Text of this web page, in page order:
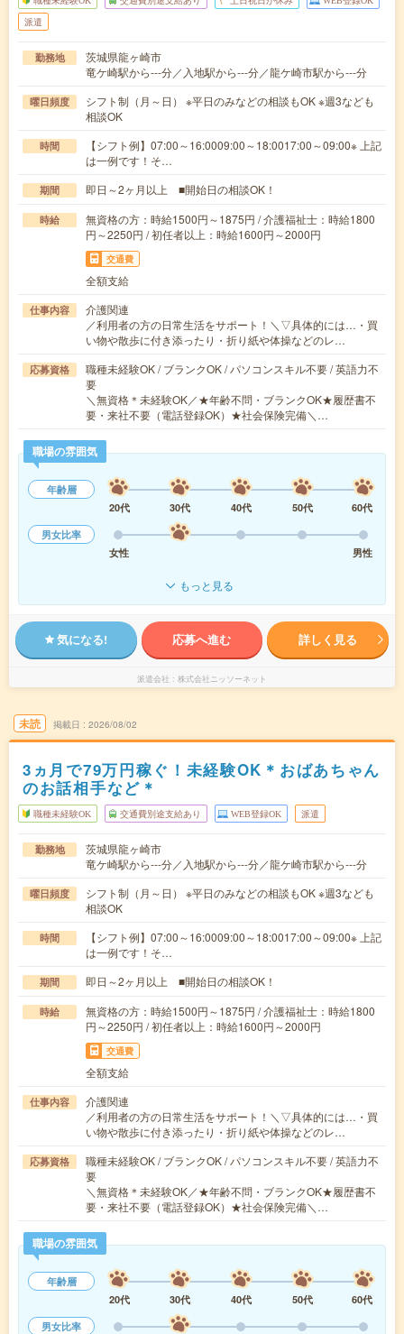
派遣
勤務地
茨城県龍ヶ崎市
竜ケ崎駅から---分／入地駅から---分／龍ケ崎市駅から---分
曜日頻度
シフト制（月～日） ※平日のみなどの相談もOK ※週3なども
相談OK
時間
【シフト例】07:00～16:0009:00～18:0017:00～09:00※ 上記
は一例です！そ…
期間 即日～2ヶ月以上 ■開始日の相談OK！
時給
無資格の方：時給1500円～1875円 / 介護福祉士：時給1800
円～2250円 / 初任者以上：時給1600円～2000円
交通費
全額支給
仕事内容
介護関連
／利用者の方の日常生活をサポート！＼▽具体的には…・買
い物や散歩に付き添ったり・折り紙や体操などのレ…
応募資格
職種未経験OK / ブランクOK / パソコンスキル不要 / 英語力不
要
＼無資格＊未経験OK／★年齢不問・ブランクOK★履歴書不
要・来社不要（電話登録OK）★社会保険完備＼…
職場の雰囲気
年齢層
20代
30代 40代 50代
60代
男女比率
女性
男性
もっと見る
気になる! 応募へ進む 詳しく見る
派遣会社 株式会社ニッソーネット
未読 掲載日 2026/08/02
3ヵ月で79万円稼ぐ！未経験OK＊おばあちゃん
のお話相手など＊
職種未経験OK 交通費別途支給あり WEB登録OK 派遣
勤務地
茨城県龍ヶ崎市
竜ケ崎駅から---分／入地駅から---分／龍ケ崎市駅から---分
曜日頻度
シフト制（月～日） ※平日のみなどの相談もOK ※週3なども
相談OK
時間
【シフト例】07:00～16:0009:00～18:0017:00～09:00※ 上記
は一例です！そ…
期間 即日～2ヶ月以上 ■開始日の相談OK！
時給
無資格の方：時給1500円～1875円 / 介護福祉士：時給1800
円～2250円 / 初任者以上：時給1600円～2000円
交通費
全額支給
仕事内容
介護関連
／利用者の方の日常生活をサポート！＼▽具体的には…・買
い物や散歩に付き添ったり・折り紙や体操などのレ…
応募資格
職種未経験OK / ブランクOK / パソコンスキル不要 / 英語力不
要
＼無資格＊未経験OK／★年齢不問・ブランクOK★履歴書不
要・来社不要（電話登録OK）★社会保険完備＼…
職場の雰囲気
年齢層
20代
30代 40代 50代
60代
男女比率